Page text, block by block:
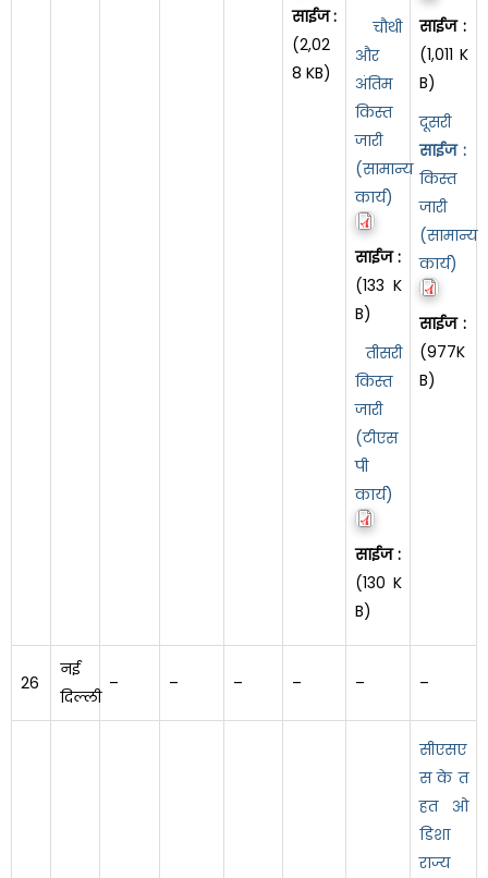
साईज :
(2,02
8 KB)
चौथी
और
अंतिम
किस्त
जारी
(सामान्य
कार्य)
साईज :
(133 K
B)
तीसरी
किस्त
जारी
(टीएस
पी
कार्य)
साईज :
(130 K
B)
साईज :
(1,011 K
B)
दूसरी
साईज :
किस्त
जारी
(सामान्य
कार्य)
साईज :
(977K
B)
26
नई
दिल्ली
– – – – – –
सीएसए
स के त
हत ओ
डिशा
राज्य